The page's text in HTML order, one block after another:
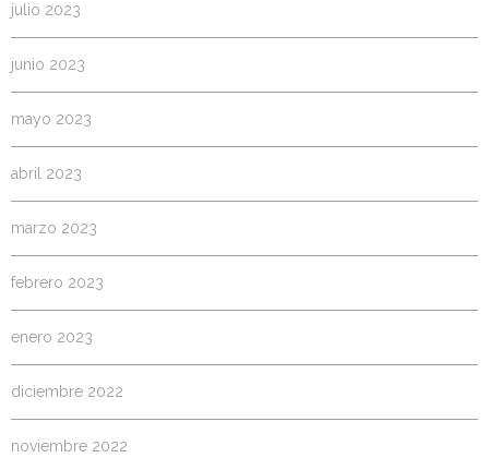
julio 2023
junio 2023
mayo 2023
abril 2023
marzo 2023
febrero 2023
enero 2023
diciembre 2022
noviembre 2022